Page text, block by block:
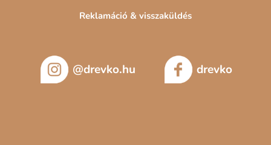
Reklamáció & visszaküldés
@drevko.hu drevko